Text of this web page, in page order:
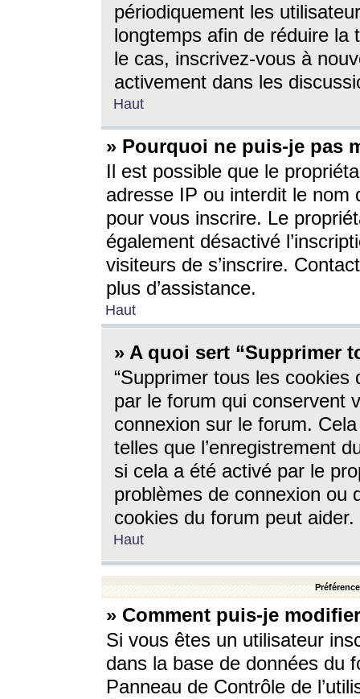
périodiquement les
longtemps afin de réduire la
le cas, inscrivez-vous à
activement dans les
Haut
» Pourquoi ne puis-je pas
Il est possible que le
adresse IP ou interdit le nom
pour vous inscrire. Le
également désactivé
visiteurs de s’inscrire.
plus d’assistance.
Haut
» A quoi sert “Supprimer
“Supprimer tous les cookies
par le forum qui conservent
connexion sur le forum.
telles que l’enregistrement
si cela a été activé par le
problèmes de connexion ou
cookies du forum peut aider.
Haut
» Comment puis-je
Si vous êtes un utilisateur
dans la base de données du
Panneau de Contrôle de